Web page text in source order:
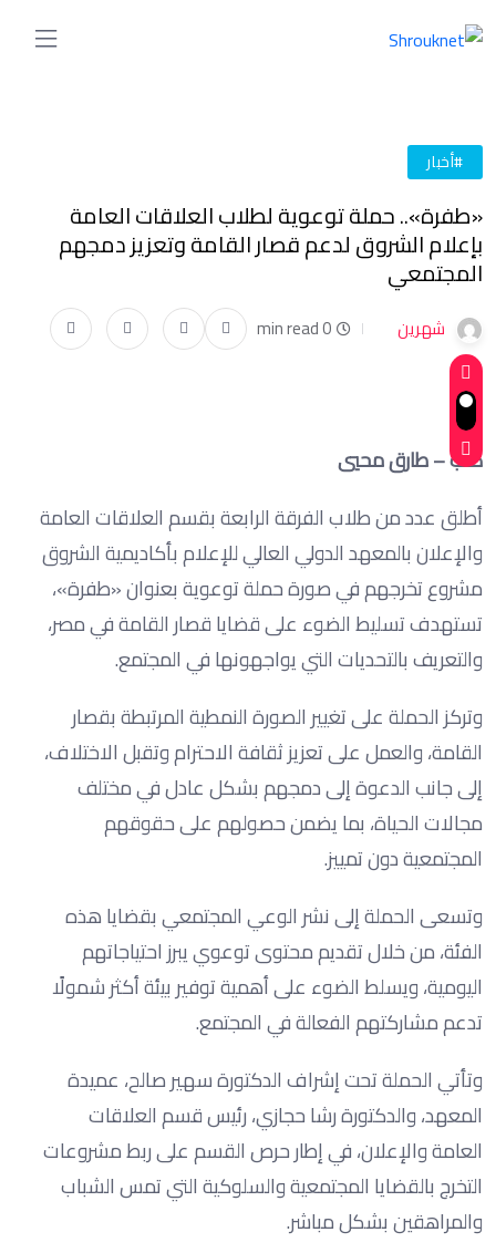
#أخبار
«طفرة».. حملة توعوية لطلاب العلاقات العامة
بإعلام الشروق لدعم قصار القامة وتعزيز دمجهم
المجتمعي
شهرين 0 min read
كتب – طارق محيي
أطلق عدد من طلاب الفرقة الرابعة بقسم العلاقات العامة
والإعلان بالمعهد الدولي العالي للإعلام بأكاديمية الشروق
مشروع تخرجهم في صورة حملة توعوية بعنوان «طفرة»،
تستهدف تسليط الضوء على قضايا قصار القامة في مصر،
والتعريف بالتحديات التي يواجهونها في المجتمع.
وتركز الحملة على تغيير الصورة النمطية المرتبطة بقصار
القامة، والعمل على تعزيز ثقافة الاحترام وتقبل الاختلاف،
إلى جانب الدعوة إلى دمجهم بشكل عادل في مختلف
مجالات الحياة، بما يضمن حصولهم على حقوقهم
المجتمعية دون تمييز.
وتسعى الحملة إلى نشر الوعي المجتمعي بقضايا هذه
الفئة، من خلال تقديم محتوى توعوي يبرز احتياجاتهم
اليومية، ويسلط الضوء على أهمية توفير بيئة أكثر شمولًا
تدعم مشاركتهم الفعالة في المجتمع.
وتأتي الحملة تحت إشراف الدكتورة سهير صالح، عميدة
المعهد، والدكتورة رشا حجازي، رئيس قسم العلاقات
العامة والإعلان، في إطار حرص القسم على ربط مشروعات
التخرج بالقضايا المجتمعية والسلوكية التي تمس الشباب
والمراهقين بشكل مباشر.